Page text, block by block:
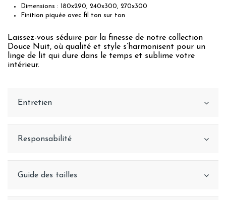
Dimensions : 180x290, 240x300, 270x300
Finition piquée avec fil ton sur ton
Laissez-vous séduire par la finesse de notre collection
Douce Nuit, où qualité et style s’harmonisent pour un
linge de lit qui dure dans le temps et sublime votre
intérieur.
Entretien
Responsabilité
Guide des tailles